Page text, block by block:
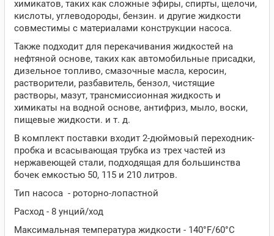
химикатов, таких как сложные эфиры, спирты, щелочи,
кислоты, углеводороды, бензин. и другие жидкости
совместимы с материалами конструкции насоса.
Также подходит для перекачивания жидкостей на
нефтяной основе, таких как автомобильные присадки,
дизельное топливо, смазочные масла, керосин,
растворители, разбавитель, бензол, чистящие
растворы, мазут, трансмиссионная жидкость и
химикаты на водной основе, антифриз, мыло, воски,
пищевые жидкости. и т. д.
В комплект поставки входит 2-дюймовый переходник-
пробка и всасывающая трубка из трех частей из
нержавеющей стали, подходящая для большинства
бочек емкостью 50, 115 и 210 литров.
Тип насоса - роторно-лопастной
Расход - 8 унций/ход
Максимальная температура жидкости - 140°F/60°C